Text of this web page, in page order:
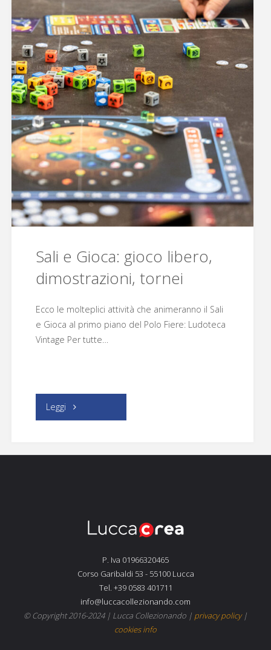
Sali e Gioca: gioco libero,
dimostrazioni, tornei
Ecco le molteplici attività che animeranno il Sali
e Gioca al primo piano del Polo Fiere: Ludoteca
Vintage Per tutte…
Leggi "Sali
Gioca:
dimostrazioni,
P. Iva 01966320465
Corso Garibaldi 53 - 55100 Lucca
Tel. +39 0583 401711
info@luccacollezionando.com
© Copyright 2016-2024 | Lucca Collezionando | privacy policy|
cookies info